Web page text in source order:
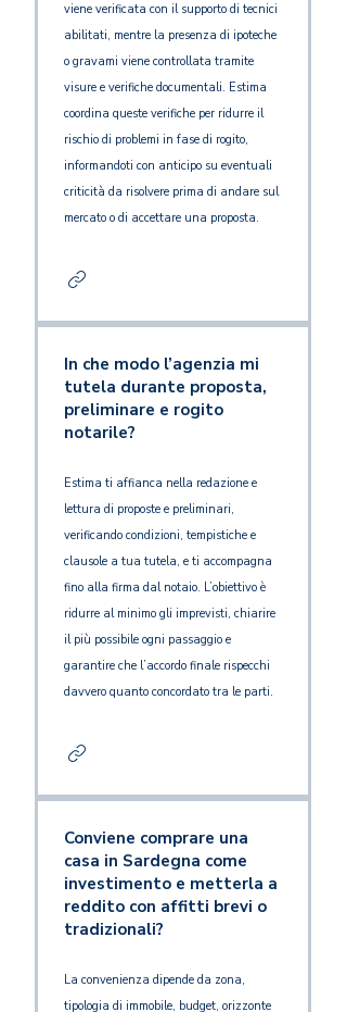
viene verificata con il supporto di tecnici
abilitati, mentre la presenza di ipoteche
o gravami viene controllata tramite
visure e verifiche documentali. Estima
coordina queste verifiche per ridurre il
rischio di problemi in fase di rogito,
informandoti con anticipo su eventuali
criticità da risolvere prima di andare sul
mercato o di accettare una proposta.
In che modo l’agenzia mi
tutela durante proposta,
preliminare e rogito
notarile?
Estima ti affianca nella redazione e
lettura di proposte e preliminari,
verificando condizioni, tempistiche e
clausole a tua tutela, e ti accompagna
fino alla firma dal notaio. L’obiettivo è
ridurre al minimo gli imprevisti, chiarire
il più possibile ogni passaggio e
garantire che l’accordo finale rispecchi
davvero quanto concordato tra le parti.
Conviene comprare una
casa in Sardegna come
investimento e metterla a
reddito con affitti brevi o
tradizionali?
La convenienza dipende da zona,
tipologia di immobile, budget, orizzonte